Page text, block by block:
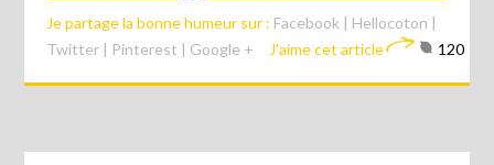
Je partage la bonne humeur sur : Facebook | Hellocoton |
Twitter | Pinterest | Google + J'aime cet article 120